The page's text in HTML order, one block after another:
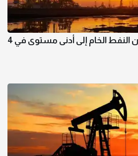
تراجع واردات أمريكا من النفط الخام إلى أدنى مستوى في 4